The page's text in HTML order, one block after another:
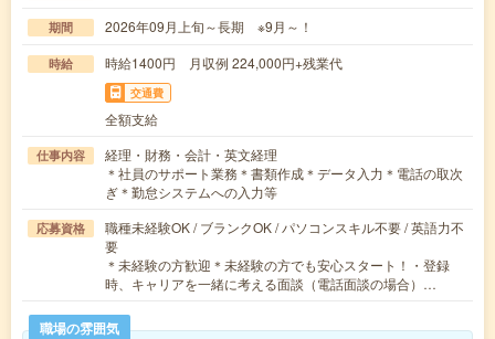
期間 2026年09月上旬～長期 ※9月～！
時給 時給1400円 月収例 224,000円+残業代
交通費
全額支給
仕事内容
経理・財務・会計・英文経理
＊社員のサポート業務＊書類作成＊データ入力＊電話の取次
ぎ＊勤怠システムへの入力等
応募資格
職種未経験OK / ブランクOK / パソコンスキル不要 / 英語力不
要
＊未経験の方歓迎＊未経験の方でも安心スタート！・登録
時、キャリアを一緒に考える面談（電話面談の場合）…
職場の雰囲気